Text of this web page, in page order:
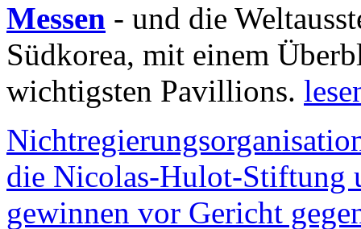
Messen - und die
Südkorea, mit einem
wichtigsten Pavillions.
die Nicolas-Hulot-Stiftung
gewinnen vor Gericht